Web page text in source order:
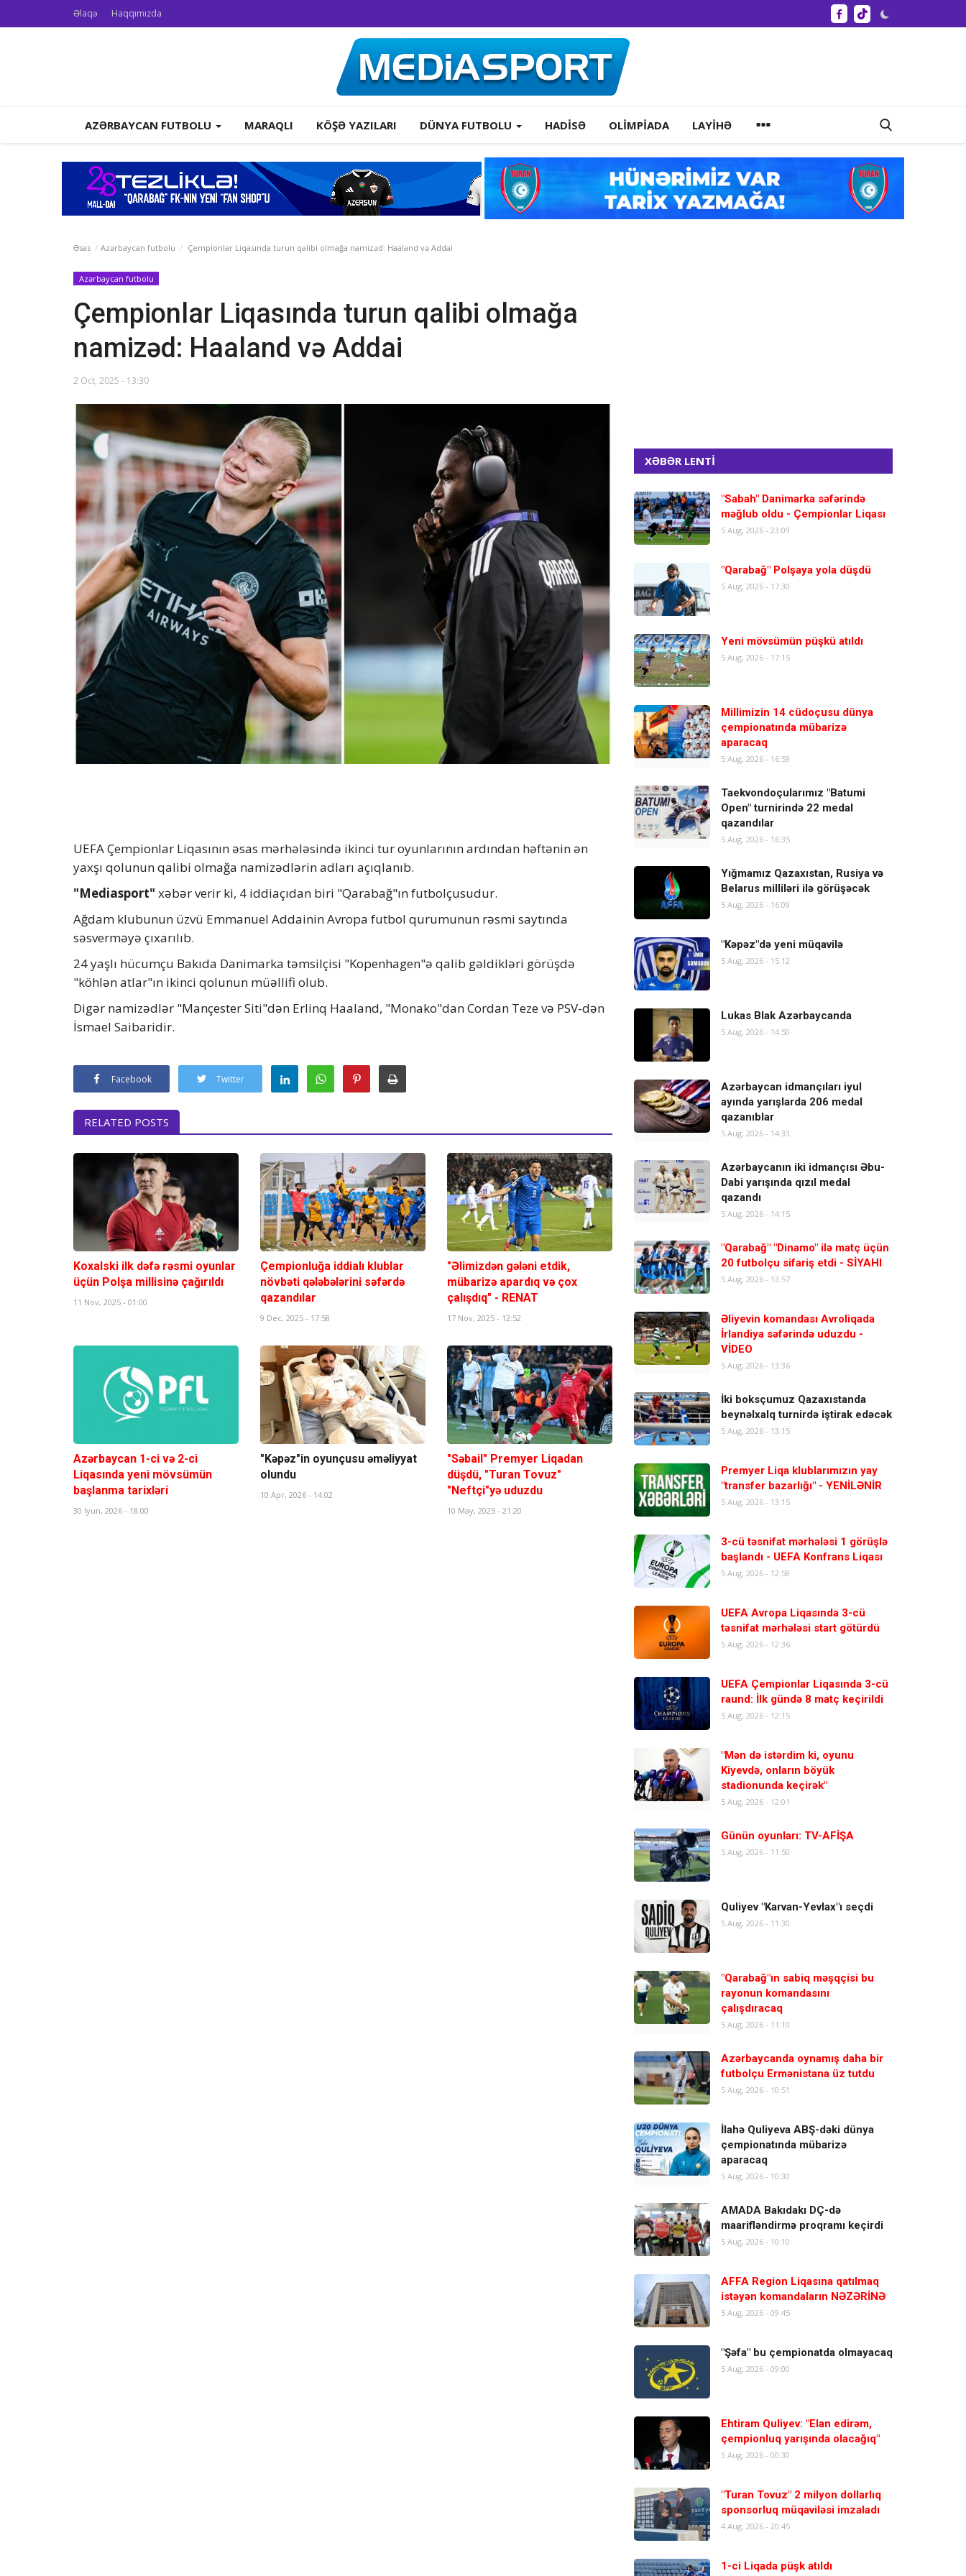
Əlaqə Haqqımızda
AZƏRBAYCAN FUTBOLU MARAQLI KÖŞƏ YAZILARI DÜNYA FUTBOLU HADISƏ OLIMPIADA LAYIHƏ
Əsas Azərbaycan futbolu Çempionlar Liqasında turun qalibi olmağa namizəd: Haaland və Addai
Azərbaycan futbolu
Çempionlar Liqasında turun qalibi olmağa
namizəd: Haaland və Addai
2 Oct, 2025 - 13:30
UEFA Çempionlar Liqasının əsas mərhələsində ikinci tur oyunlarının ardından həftənin ən
yaxşı qolunun qalibi olmağa namizədlərin adları açıqlanıb.
"Mediasport" xəbər verir ki, 4 iddiaçıdan biri "Qarabağ"ın futbolçusudur.
Ağdam klubunun üzvü Emmanuel Addainin Avropa futbol qurumunun rəsmi saytında
səsverməyə çıxarılıb.
24 yaşlı hücumçu Bakıda Danimarka təmsilçisi "Kopenhagen"ə qalib gəldikləri görüşdə
"köhlən atlar"ın ikinci qolunun müəllifi olub.
Digər namizədlər "Mançester Siti"dən Erlinq Haaland, "Monako"dan Cordan Teze və PSV-dən
İsmael Saibaridir.
Facebook Twitter
RELATED POSTS
Koxalski ilk dəfə rəsmi oyunlar
üçün Polşa millisinə çağırıldı
11 Nov, 2025 - 01:00
Çempionluğa iddialı klublar
növbəti qələbələrini səfərdə
qazandılar
9 Dec, 2025 - 17:58
"Əlimizdən gələni etdik,
mübarizə apardıq və çox
çalışdıq" - RENAT
17 Nov, 2025 - 12:52
Azərbaycan 1-ci və 2-ci
Liqasında yeni mövsümün
başlanma tarixləri
30 İyun, 2026 - 18:00
"Kəpəz"in oyunçusu əməliyyat
olundu
10 Apr, 2026 - 14:02
"Səbail" Premyer Liqadan
düşdü, "Turan Tovuz"
"Neftçi"yə uduzdu
10 May, 2025 - 21:20
XƏBƏR LENTİ
"Sabah" Danimarka səfərində
məğlub oldu - Çempionlar Liqası
5 Aug, 2026 - 23:09
"Qarabağ" Polşaya yola düşdü
5 Aug, 2026 - 17:30
Yeni mövsümün püşkü atıldı
5 Aug, 2026 - 17:15
Millimizin 14 cüdoçusu dünya
çempionatında mübarizə
aparacaq
5 Aug, 2026 - 16:59
Taekvondoçularımız "Batumi
Open" turnirində 22 medal
qazandılar
5 Aug, 2026 - 16:35
Yığmamız Qazaxıstan, Rusiya və
Belarus milliləri ilə görüşəcək
5 Aug, 2026 - 16:09
"Kəpəz"də yeni müqavilə
5 Aug, 2026 - 15:12
Lukas Blak Azərbaycanda
5 Aug, 2026 - 14:50
Azərbaycan idmançıları iyul
ayında yarışlarda 206 medal
qazanıblar
5 Aug, 2026 - 14:33
Azərbaycanın iki idmançısı Əbu-
Dabi yarışında qızıl medal
qazandı
5 Aug, 2026 - 14:15
"Qarabağ" "Dinamo" ilə matç üçün
20 futbolçu sifariş etdi - SİYAHI
5 Aug, 2026 - 13:57
Əliyevin komandası Avroliqada
İrlandiya səfərində uduzdu -
VİDEO
5 Aug, 2026 - 13:36
İki boksçumuz Qazaxıstanda
beynəlxalq turnirdə iştirak edəcək
5 Aug, 2026 - 13:15
Premyer Liqa klublarımızın yay
"transfer bazarlığı" - YENİLƏNİR
5 Aug, 2026 - 13:15
3-cü təsnifat mərhələsi 1 görüşlə
başlandı - UEFA Konfrans Liqası
5 Aug, 2026 - 12:58
UEFA Avropa Liqasında 3-cü
təsnifat mərhələsi start götürdü
5 Aug, 2026 - 12:36
UEFA Çempionlar Liqasında 3-cü
raund: İlk gündə 8 matç keçirildi
5 Aug, 2026 - 12:15
"Mən də istərdim ki, oyunu
Kiyevdə, onların böyük
stadionunda keçirək"
5 Aug, 2026 - 12:01
Günün oyunları: TV-AFİŞA
5 Aug, 2026 - 11:50
Quliyev "Karvan-Yevlax"ı seçdi
5 Aug, 2026 - 11:30
"Qarabağ"ın sabiq məşqçisi bu
rayonun komandasını
çalışdıracaq
5 Aug, 2026 - 11:10
Azərbaycanda oynamış daha bir
futbolçu Ermənistana üz tutdu
5 Aug, 2026 - 10:51
İlahə Quliyeva ABŞ-dəki dünya
çempionatında mübarizə
aparacaq
5 Aug, 2026 - 10:30
AMADA Bakıdakı DÇ-də
maarifləndirmə proqramı keçirdi
5 Aug, 2026 - 10:10
AFFA Region Liqasına qatılmaq
istəyən komandaların NƏZƏRİNƏ
5 Aug, 2026 - 09:45
"Şəfa" bu çempionatda olmayacaq
5 Aug, 2026 - 09:00
Ehtiram Quliyev: "Elan edirəm,
çempionluq yarışında olacağıq"
5 Aug, 2026 - 00:30
"Turan Tovuz" 2 milyon dollarlıq
sponsorluq müqaviləsi imzaladı
4 Aug, 2026 - 20:45
1-ci Liqada püşk atıldı